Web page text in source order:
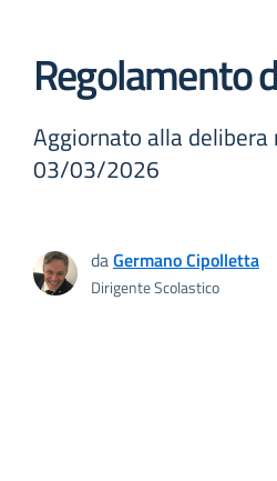
Regolamento
Aggiornato alla delibera
03/03/2026
daGermano Cipolletta
Dirigente Scolastico